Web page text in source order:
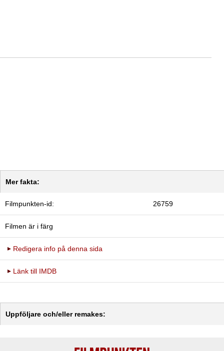
Mer fakta:
Filmpunkten-id: 26759
Filmen är i färg
Redigera info på denna sida
Länk till IMDB
Uppföljare och/eller remakes: